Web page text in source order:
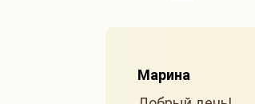
Марина